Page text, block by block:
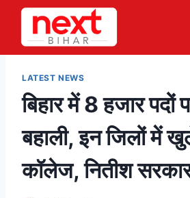
Skip
content
LATEST NEWS
बिहार में 8 हजार पदों
बहाली, इन जिलों में
कॉलेज, नितीश